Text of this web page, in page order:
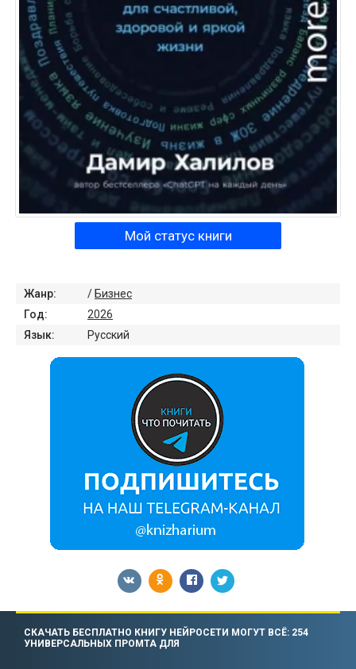
Мой статус книги
Жанр: / Бизнес
Год:
2026
Язык:
Русский
СКАЧАТЬ БЕСПЛАТНО КНИГУ НЕЙРОСЕТИ МОГУТ ВСЁ: 254
УНИВЕРСАЛЬНЫХ ПРОМТА ДЛЯ